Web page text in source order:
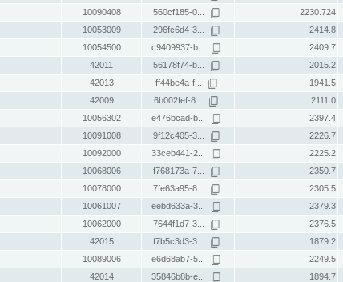
10090408 560cf185-0... 2230.724
10053009 296fc6d4-3... 2414.8
10054500 c9409937-b... 2409.7
42011 56178f74-b... 2015.2
42013 ff44be4a-f... 1941.5
42009 6b002fef-8... 2111.0
10056302 e476bcad-b... 2397.4
10091008 9f12c405-3... 2226.7
10092000 33ceb441-2... 2225.2
10068006 f768173a-7... 2350.7
10078000 7fe63a95-8... 2305.5
10061007 eebd633a-3... 2379.3
10062000 7644f1d7-3... 2376.5
42015 f7b5c3d3-3... 1879.2
10089006 e6d68ab7-5... 2249.5
42014 35846b8b-e... 1894.7